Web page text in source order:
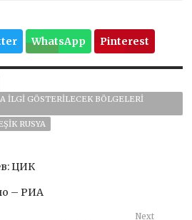
WhatsApp Pinterest
ILGI GÖSTERILECEK BÖLGELERI
RUSYA
ЦИК
– РИА
Next